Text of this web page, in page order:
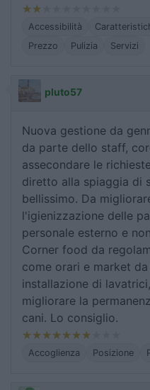
Accessibilità
Prezzo
Pulizia Servizi
pluto57
Nuova gestione da
da parte dello staff,
assecondare le
diretto alla spiaggia di
bellissimo. Da
l'igienizzazione delle
personale esterno e
Corner food da
come orari e market
installazione di
migliorare la
cani. Lo consiglio.
Accoglienza Posizione